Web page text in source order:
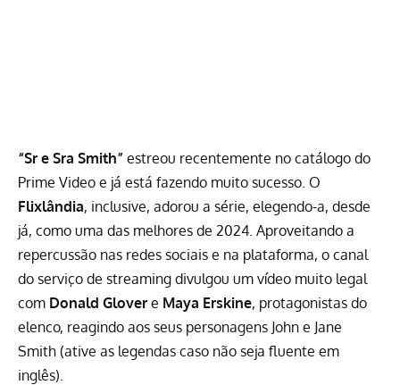
“Sr e Sra Smith” estreou recentemente no catálogo do
Prime Video e já está fazendo muito sucesso. O
Flixlândia, inclusive, adorou a série, elegendo-a, desde
já, como uma das melhores de 2024. Aproveitando a
repercussão nas redes sociais e na plataforma, o canal
do serviço de streaming divulgou um vídeo muito legal
com Donald Glover e Maya Erskine, protagonistas do
elenco, reagindo aos seus personagens John e Jane
Smith (ative as legendas caso não seja fluente em
inglês).